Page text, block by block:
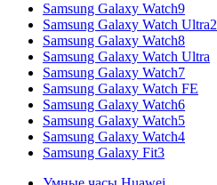
Samsung Galaxy Watch9
Samsung Galaxy Watch Ultra2
Samsung Galaxy Watch8
Samsung Galaxy Watch Ultra
Samsung Galaxy Watch7
Samsung Galaxy Watch FE
Samsung Galaxy Watch6
Samsung Galaxy Watch5
Samsung Galaxy Watch4
Samsung Galaxy Fit3